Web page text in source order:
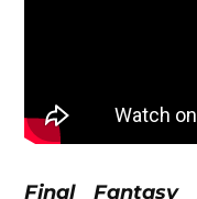
Final Fantasy